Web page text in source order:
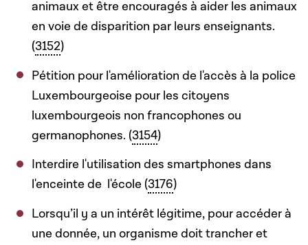
animaux et être encouragés à aider les animaux
en voie de disparition par leurs enseignants.
(3152)
Pétition pour l'amélioration de l'accès à la police
Luxembourgeoise pour les citoyens
luxembourgeois non francophones ou
germanophones. (3154)
Interdire l'utilisation des smartphones dans
l'enceinte de l'école (3176)
Lorsqu’il y a un intérêt légitime, pour accéder à
une donnée, un organisme doit trancher et